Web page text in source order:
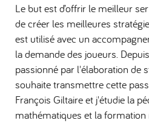
Le but est d’offrir le meilleur
de créer les meilleures
est utilisé avec un
la demande des joueurs.
passionné par l'élaboration de
souhaite transmettre cette
François Giltaire et j'étudie la
mathématiques et la formation